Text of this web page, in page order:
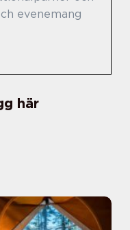
evenemang
här